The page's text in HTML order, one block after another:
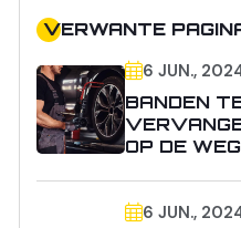
VERWANTE
6 JUN.,
BANDEN
OP DE
6 JUN.,